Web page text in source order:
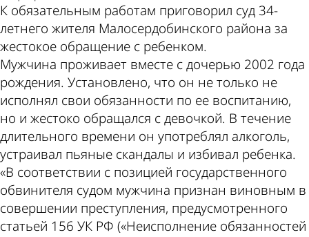
К обязательным работам приговорил суд 34-
летнего жителя Малосердобинского района за
жестокое обращение с ребенком.
Мужчина проживает вместе с дочерью 2002 года
рождения. Установлено, что он не только не
исполнял свои обязанности по ее воспитанию,
но и жестоко обращался с девочкой. В течение
длительного времени он употреблял алкоголь,
устраивал пьяные скандалы и избивал ребенка.
«В соответствии с позицией государственного
обвинителя судом мужчина признан виновным в
совершении преступления, предусмотренного
статьей 156 УК РФ («Неисполнение обязанностей